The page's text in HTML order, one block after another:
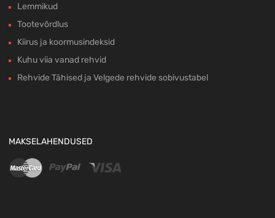
Lemmikud
Tootevõrdlus
Kiirus ja koormusindeksid
Kuhu viia vanad rehvid
Rehvide Tähised ja Velgede rehvide sobivustabel
MAKSELAHENDUSED